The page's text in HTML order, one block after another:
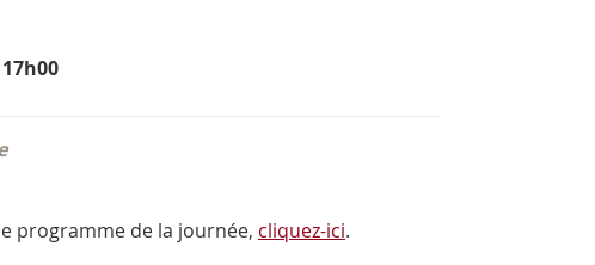
programme de la journée, cliquez-ici.